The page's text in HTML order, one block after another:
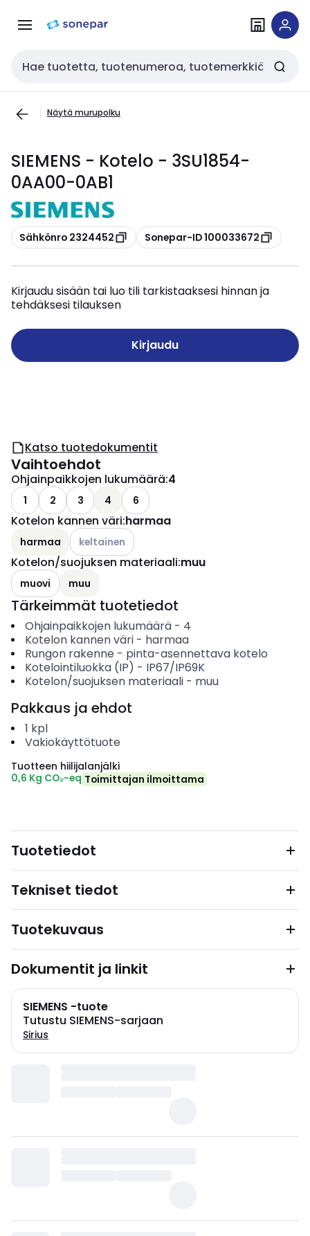
navigointiinsisältöön
Haku
Näytä murupolku
SIEMENS - Kotelo - 3SU1854-
0AA00-0AB1
Kopioi
Sähkönro 2324452 Kopioi
Sonepar-ID 100033672
Kirjaudu sisään tai luo tili tarkistaaksesi hinnan ja
tehdäksesi tilauksen
Kirjaudu
Katso tuotedokumentit
Vaihtoehdot
Ohjainpaikkojen lukumäärä:4
1 2 3 4 6
Kotelon kannen väri:harmaa
harmaa Katso käytettävissä olevat vaihtoehdot
keltainen
Kotelon/suojuksen materiaali:muu
muovi muu
Tärkeimmät tuotetiedot
Ohjainpaikkojen lukumäärä- 4
Kotelon kannen väri- harmaa
Rungon rakenne - pinta-asennettava kotelo
Kotelointiluokka (IP) - IP67/IP69K
Kotelon/suojuksen materiaali- muu
Pakkaus ja ehdot
1 kpl
Vakiokäyttötuote
Tuotteen hiilijalanjälki
0,6 Kg CO₂-eq Toimittajan ilmoittama
Tuotetiedot
Tekniset tiedot
Tuotekuvaus
Dokumentit ja linkit
SIEMENS -tuote
Tutustu SIEMENS-sarjaan
Sirius